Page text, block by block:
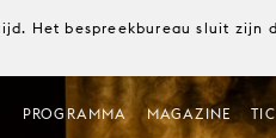
Het bespreekbureau sluit zijn
PROGRAMMA MAGAZINE